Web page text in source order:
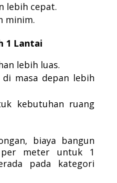
lebih cepat.
minim.
1 Lantai
lebih luas.
di masa depan lebih
kebutuhan ruang
biaya bangun
meter untuk 1
pada kategori